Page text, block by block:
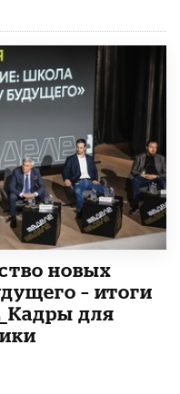
новых
– итоги
для